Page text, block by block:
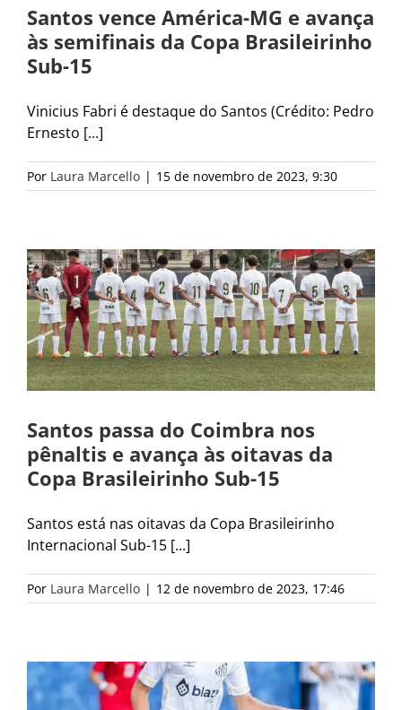
Santos vence América-MG e avança
às semifinais da Copa Brasileirinho
Sub-15
Vinicius Fabri é destaque do Santos (Crédito: Pedro
Ernesto [...]
Por Laura Marcello | 15 de novembro de 2023, 9:30
Santos passa do Coimbra nos
pênaltis e avança às oitavas da
Copa Brasileirinho Sub-15
Santos está nas oitavas da Copa Brasileirinho
Internacional Sub-15 [...]
Por Laura Marcello | 12 de novembro de 2023, 17:46